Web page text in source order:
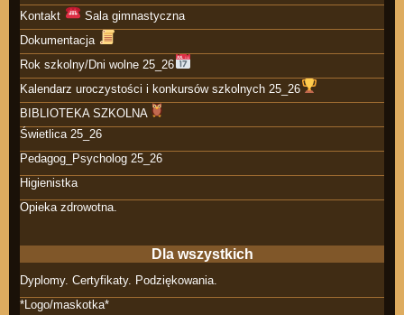
Kontakt
Sala gimnastyczna
Dokumentacja
Rok szkolny/Dni wolne 25_26
Kalendarz uroczystości i konkursów szkolnych 25_26
BIBLIOTEKA SZKOLNA
Świetlica 25_26
Pedagog_Psycholog 25_26
Higienistka
Opieka zdrowotna.
Dla wszystkich
Dyplomy. Certyfikaty. Podziękowania.
*Logo/maskotka*